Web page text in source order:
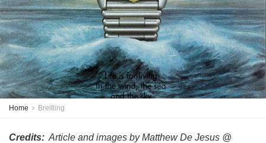
Home Breitling
Credits: Article and images by Matthew De Jesus @